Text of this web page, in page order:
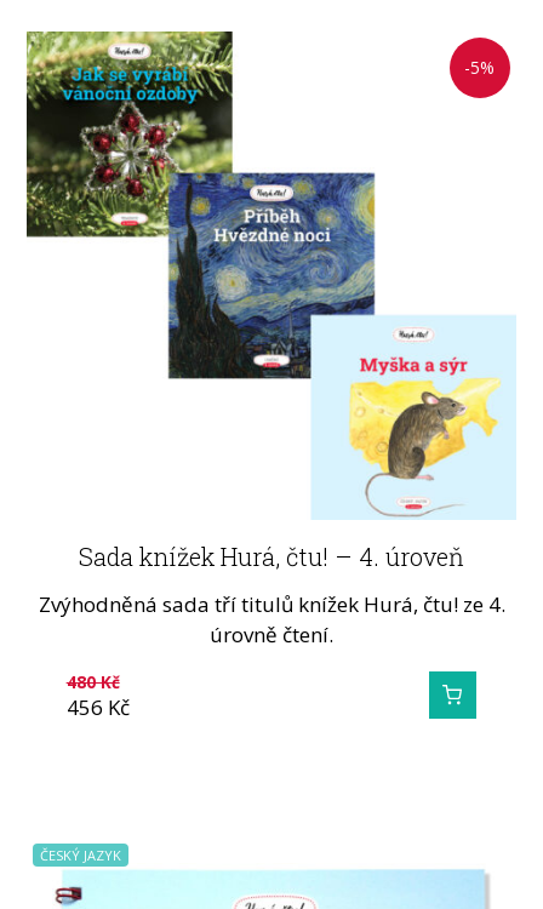
-5%
Sada knížek Hurá, čtu! – 4. úroveň
Zvýhodněná sada tří titulů knížek Hurá, čtu! ze 4.
úrovně čtení.
480Kč
456 Kč
ČESKÝ JAZYK